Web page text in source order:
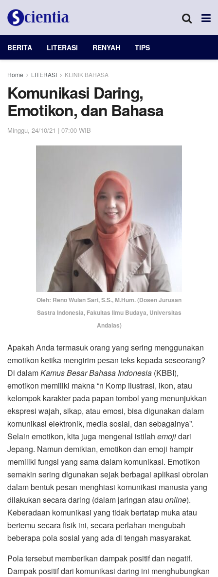
BERITA LITERASI RENYAH TIPS
Home LITERASI KLINIK BAHASA
Komunikasi Daring,
Emotikon, dan Bahasa
Minggu, 24/10/21 | 07:00 WIB
Oleh: Reno Wulan Sari, S.S., M.Hum. (Dosen Jurusan
Sastra Indonesia, Fakultas Ilmu Budaya, Universitas
Andalas)
Apakah Anda termasuk orang yang sering menggunakan
emotikon ketika mengirim pesan teks kepada seseorang?
Di dalamKamus Besar Bahasa Indonesia (KBBI),
emotikon memiliki makna “n Komp ilustrasi, ikon, atau
kelompok karakter pada papan tombol yang menunjukkan
ekspresi wajah, sikap, atau emosi, bisa digunakan dalam
komunikasi elektronik, media sosial, dan sebagainya”.
Selain emotikon, kita juga mengenal istilah emojidari
Jepang. Namun demikian, emotikon dan emoji hampir
memiliki fungsi yang sama dalam komunikasi. Emotikon
semakin sering digunakan sejak berbagai aplikasi obrolan
dalam bentuk pesan menghiasi komunikasi manusia yang
dilakukan secara daring (dalam jaringan atau online).
Keberadaan komunikasi yang tidak bertatap muka atau
bertemu secara fisik ini, secara perlahan mengubah
beberapa pola sosial yang ada di tengah masyarakat.
Pola tersebut memberikan dampak positif dan negatif.
Dampak positif dari komunikasi daring ini menghubungkan